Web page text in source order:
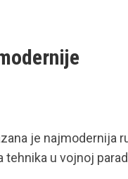
je najmodernija
tehnika u vojnoj